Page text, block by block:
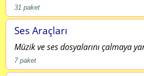
31 paket
Ses Araçları
Müzik ve ses dosyalarını çalmaya
7paket